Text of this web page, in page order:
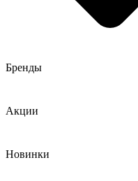
Бренды
Акции
Новинки